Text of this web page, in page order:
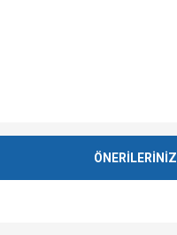
ÖNERİLERİNİZ